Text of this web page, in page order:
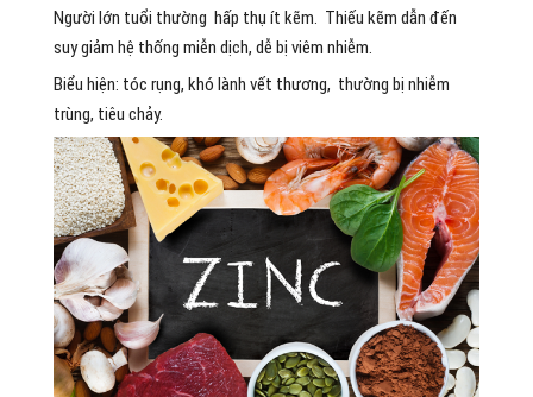
Người lớn tuổi thường hấp thụ ít kẽm. Thiếu kẽm dẫn đến
suy giảm hệ thống miễn dịch, dễ bị viêm nhiễm.
Biểu hiện: tóc rụng, khó lành vết thương, thường bị nhiễm
trùng, tiêu chảy.